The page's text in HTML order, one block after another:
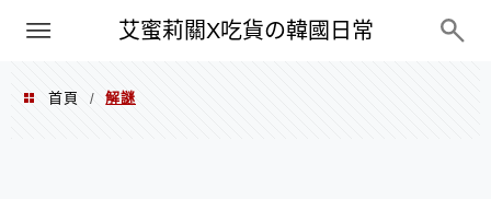
艾蜜莉關X吃貨の韓國日常
PXN
首頁 / 解謎